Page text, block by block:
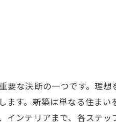
要な決断の一つです。理
ます。新築は単なる住ま
インテリアまで、各ステ